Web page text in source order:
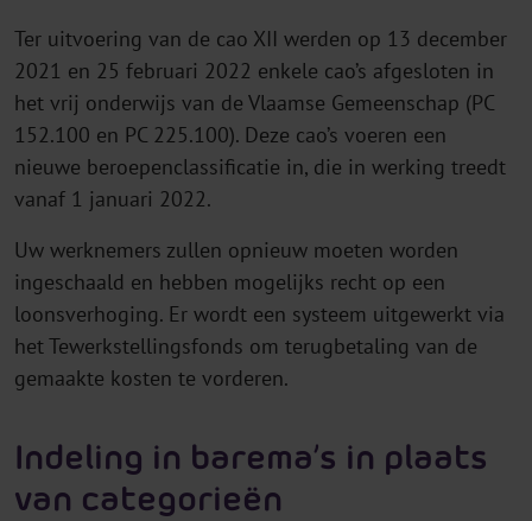
Ter uitvoering van de cao XII werden op 13 december
2021 en 25 februari 2022 enkele cao’s afgesloten in
het vrij onderwijs van de Vlaamse Gemeenschap (PC
152.100 en PC 225.100). Deze cao’s voeren een
nieuwe beroepenclassificatie in, die in werking treedt
vanaf 1 januari 2022.
Uw werknemers zullen opnieuw moeten worden
ingeschaald en hebben mogelijks recht op een
loonsverhoging. Er wordt een systeem uitgewerkt via
het Tewerkstellingsfonds om terugbetaling van de
gemaakte kosten te vorderen.
Indeling in barema’s in plaats
van categorieën